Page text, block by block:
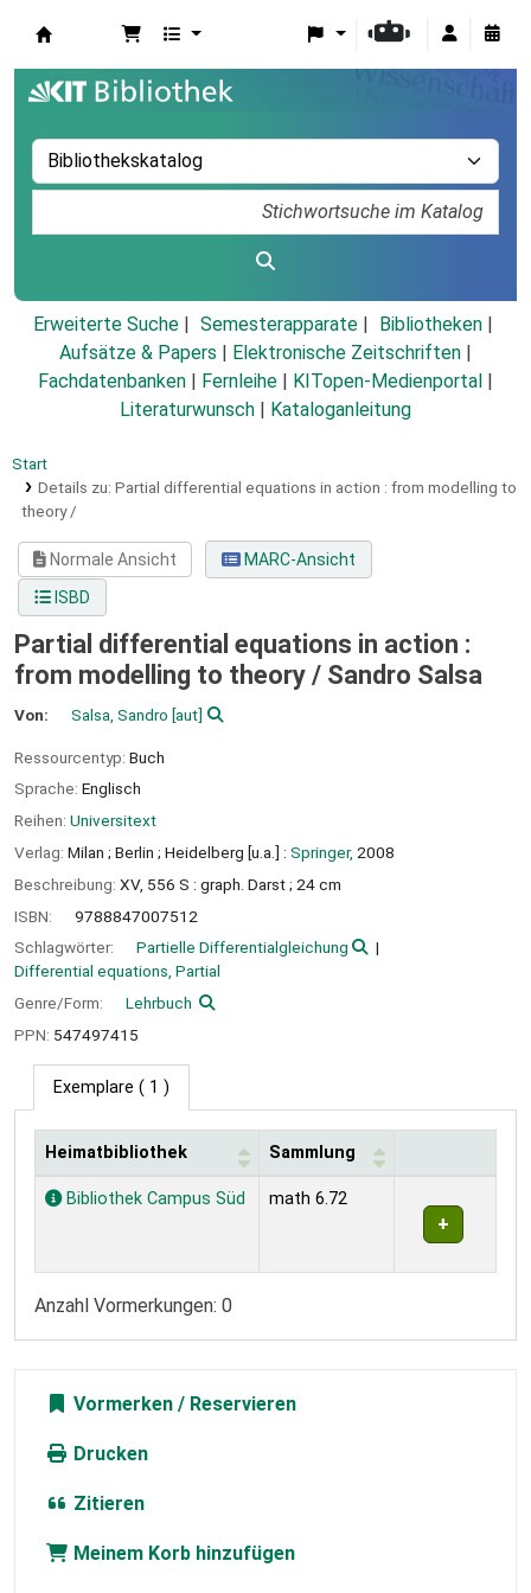
Erweiterte Suche Semesterapparate
Bibliotheken
Aufsätze & Papers
Elektronische Zeitschriften
Fachdatenbanken
Fernleihe KITopen-Medienportal
Literaturwunsch
Kataloganleitung
Start
Details zu: Partial differential equations in action : from modelling to
theory /
Normale Ansicht
MARC-Ansicht
ISBD
Partial differential equations in action :
from modelling to theory / Sandro Salsa
Von: Salsa, Sandro [aut]
Ressourcentyp: Buch
Sprache: Englisch
Reihen: Universitext
Verlag: Milan ; Berlin ; Heidelberg [u.a.] : Springer, 2008
Beschreibung: XV, 556 S : graph. Darst ; 24 cm
ISBN:
9788847007512
Schlagwörter:
Partielle Differentialgleichung
Differential equations, Partial
Genre/Form:
Lehrbuch
PPN: 547497415
Exemplare ( 1 )
Exemplare
Heimatbibliothek Sammlung
Bibliothek Campus Süd math 6.72
Anzahl Vormerkungen: 0
Vormerken
Drucken
Zitieren
Meinem Korb hinzufügen